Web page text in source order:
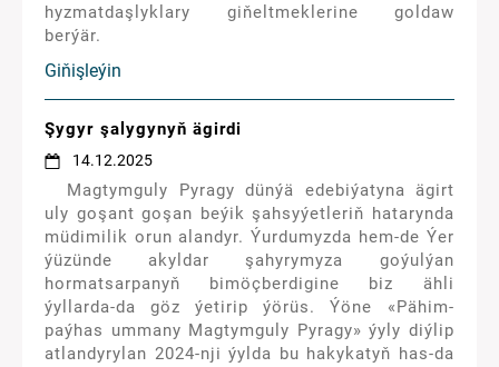
hyzmatdaşlyklary giňeltmeklerine goldaw
berýär.
Giňişleýin
Şygyr şalygynyň ägirdi
14.12.2025
Magtymguly Pyragy dünýä edebiýatyna ägirt
uly goşant goşan beýik şahsyýetleriň hatarynda
müdimilik orun alandyr. Ýurdumyzda hem-de Ýer
ýüzünde akyldar şahyrymyza goýulýan
hormatsarpanyň bimöçberdigine biz ähli
ýyllarda-da göz ýetirip ýörüs. Ýöne «Pähim-
paýhas ummany Magtymguly Pyragy» ýyly diýlip
atlandyrylan 2024-nji ýylda bu hakykatyň has-da